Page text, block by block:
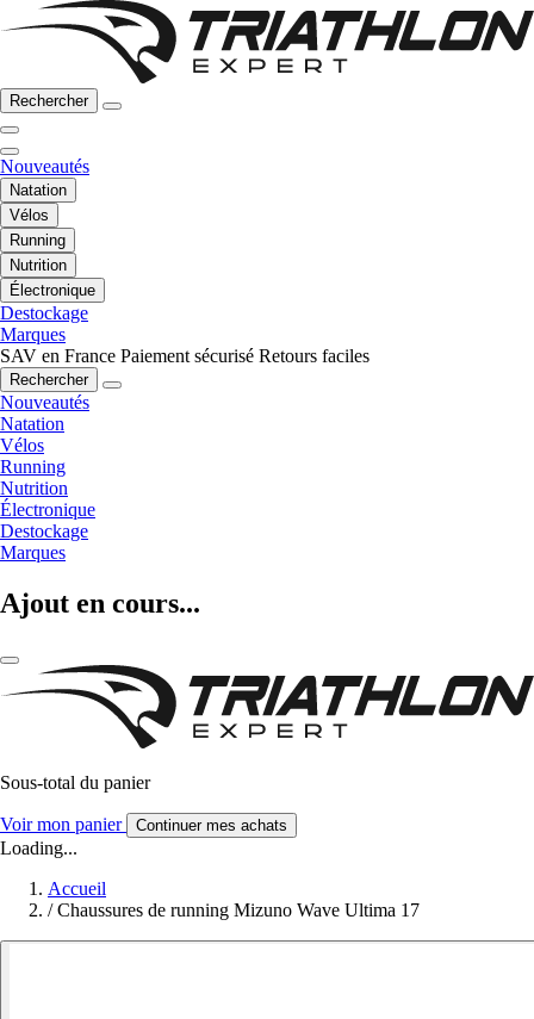
Rechercher
Nouveautés
Natation
Vélos
Running
Nutrition
Électronique
Destockage
Marques
SAV en France Paiement sécurisé Retours faciles
Rechercher
Nouveautés
Natation
Vélos
Running
Nutrition
Électronique
Destockage
Marques
Ajout en cours...
Sous-total du panier
Voir mon panier Continuer mes achats
Loading...
Accueil
/ Chaussures de running Mizuno Wave Ultima 17